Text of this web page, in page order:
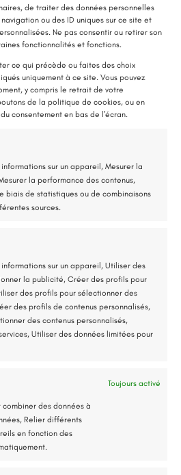
de traiter des données personnelles
ou des ID uniques sur ce site et
Ne pas consentir ou retirer son
fonctionnalités et fonctions.
ce qui précède ou faites des choix
uniquement à ce site. Vous pouvez
y compris le retrait de votre
de la politique de cookies, ou en
consentement en bas de l’écran.
sur un appareil, Mesurer la
la performance des contenus,
biais de statistiques ou de combinaisons
sources.
sur un appareil, Utiliser des
la publicité, Créer des profils pour
des profils pour sélectionner des
des profils de contenus personnalisés,
des contenus personnalisés,
Utiliser des données limitées pour
Toujours activé
des données à
Relier différents
en fonction des
02 52 35 26 70
VOUS ?
très peu d’électricité : elle consomme
générer 4 kWh de chaleur.
et économique
calories naturellement présentes dans
et sans engagement
selon votre revenu fiscal
et financier complet
de prise en charge*